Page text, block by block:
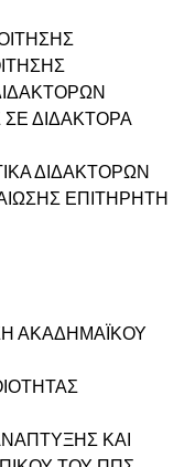
ΔΙΔΑΚΤΟΡΑ
ΔΙΔΑΚΤΟΡΩΝ
ΕΠΙΤΗΡΗΤΗ
ΑΚΑΔΗΜΑΪΚΟΥ
ΚΑΙ